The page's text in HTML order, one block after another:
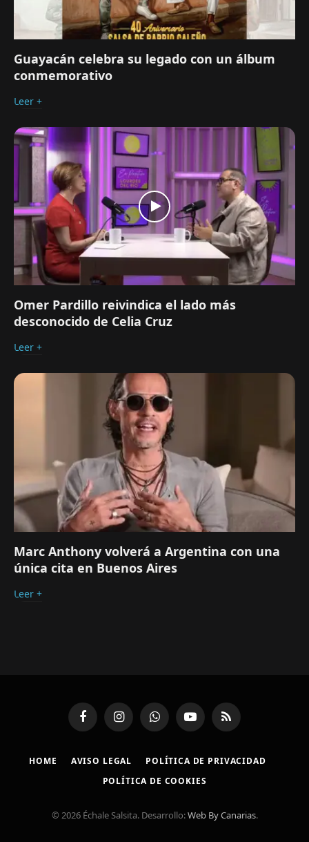
Guayacán celebra su legado con un álbum
conmemorativo
Leer +
Omer Pardillo reivindica el lado más
desconocido de Celia Cruz
Leer +
Marc Anthony volverá a Argentina con una
única cita en Buenos Aires
Leer +
FacebookInstagramWhatsAppYouTubeRSS
HOME AVISO LEGAL
POLÍTICA DE PRIVACIDAD
POLÍTICA DE COOKIES
© 2026 Échale Salsita. Desarrollo:Web By Canarias.